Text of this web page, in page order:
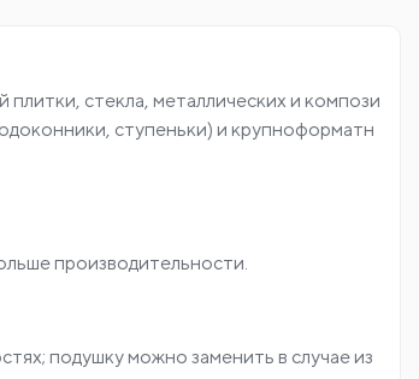
стекла, металлических и компози
ступеньки) и крупноформатн
производительности.
подушку можно заменить в случае из